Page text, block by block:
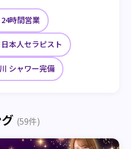
時間営業
本人セラピスト
シャワー完備
(59件)